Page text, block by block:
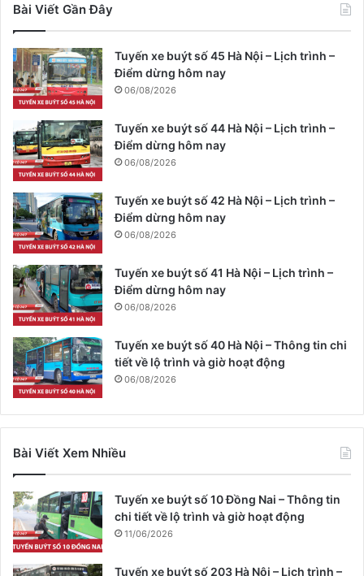
Bài Viết Gần Đây
Tuyến xe buýt số 45 Hà Nội – Lịch trình –
Điểm dừng hôm nay
06/08/2026
Tuyến xe buýt số 44 Hà Nội – Lịch trình –
Điểm dừng hôm nay
06/08/2026
Tuyến xe buýt số 42 Hà Nội – Lịch trình –
Điểm dừng hôm nay
06/08/2026
Tuyến xe buýt số 41 Hà Nội – Lịch trình –
Điểm dừng hôm nay
06/08/2026
Tuyến xe buýt số 40 Hà Nội – Thông tin chi
tiết về lộ trình và giờ hoạt động
06/08/2026
Bài Viết Xem Nhiều
Tuyến xe buýt số 10 Đồng Nai – Thông tin
chi tiết về lộ trình và giờ hoạt động
11/06/2026
Tuyến xe buýt số 203 Hà Nội – Lịch trình –